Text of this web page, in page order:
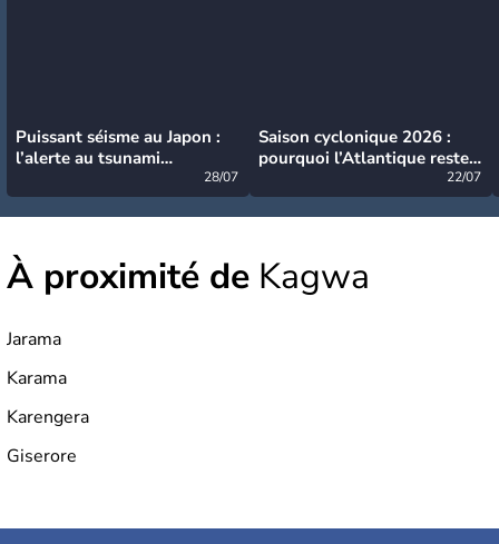
Puissant séisme au Japon :
l’alerte au tsunami
28/07
Saison cyclonique 2026 :
pourquoi l’Atlantique reste
22/07
À proximité de Kagwa
Jarama
Karama
Karengera
Giserore